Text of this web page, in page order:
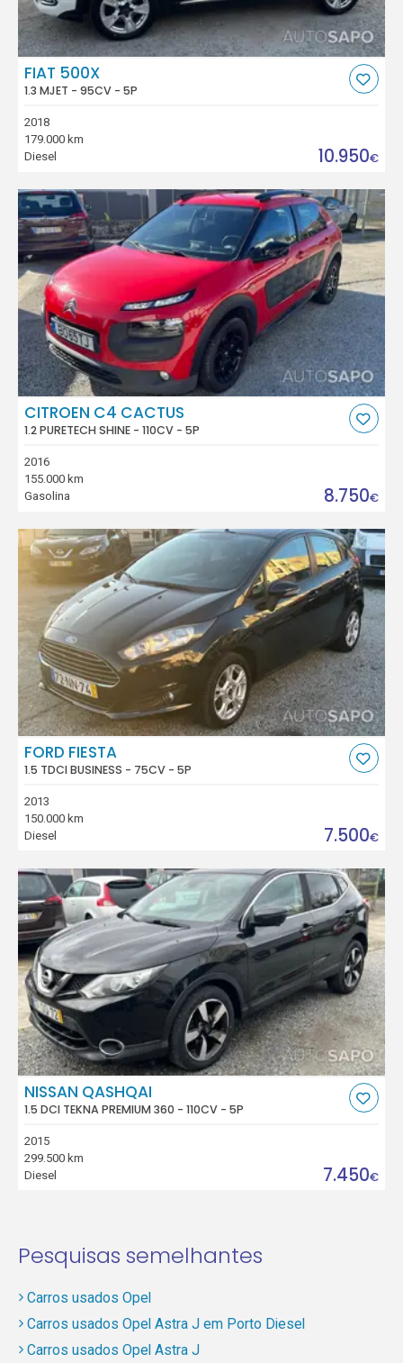
FIAT 500X
1.3 MJET - 95CV - 5P
2018
179.000 km
Diesel
10.950€
CITROEN C4 CACTUS
1.2 PURETECH SHINE - 110CV - 5P
2016
155.000 km
Gasolina
8.750€
FORD FIESTA
1.5 TDCI BUSINESS - 75CV - 5P
2013
150.000 km
Diesel
7.500€
NISSAN QASHQAI
1.5 DCI TEKNA PREMIUM 360 - 110CV - 5P
2015
299.500 km
Diesel
7.450€
Pesquisas semelhantes
Carros usados Opel
Carros usados Opel Astra J em Porto Diesel
Carros usados Opel Astra J